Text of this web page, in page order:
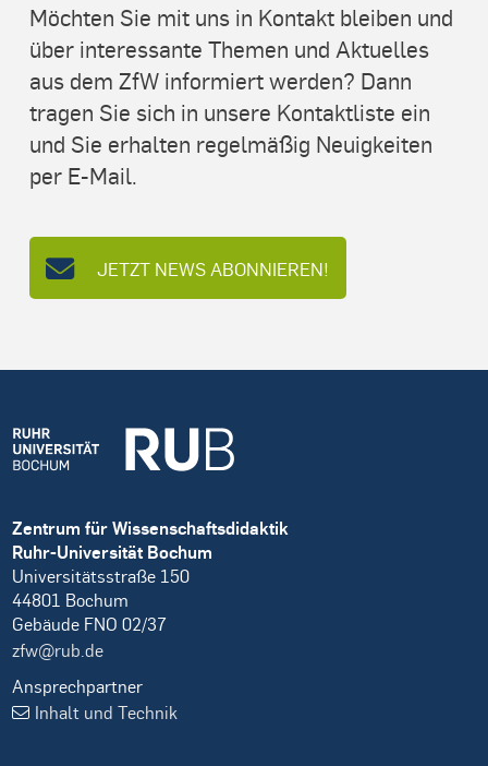
Möchten Sie mit uns in Kontakt bleiben und
über interessante Themen und Aktuelles
aus dem ZfW informiert werden? Dann
tragen Sie sich in unsere Kontaktliste ein
und Sie erhalten regelmäßig Neuigkeiten
per E-Mail.
JETZT NEWS ABONNIEREN!
Zentrum für Wissenschaftsdidaktik
Ruhr-Universität Bochum
Universitätsstraße 150
44801 Bochum
Gebäude FNO 02/37
zfw@rub.de
Ansprechpartner
Inhalt und Technik